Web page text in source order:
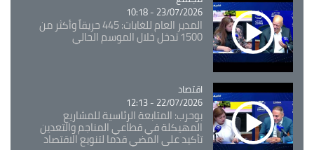
23/07/2026 - 10:18
المدير العام للغابات: 445 حريقاً وأكثر من
1500 تدخل خلال الموسم الحالي
Catégorie
اقتصاد
22/07/2026 - 12:13
بوحرب: المتابعة الرئاسية للمشاريع
المهيكلة في قطاعي المناجم والتعدين
تأكيد على المضي قدما لتنويع الاقتصاد